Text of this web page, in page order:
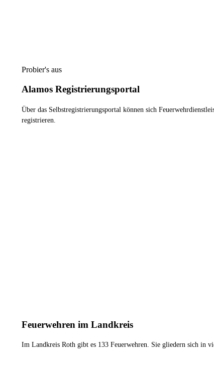
Probier's aus
Alamos Registrierungsportal
Über das Selbstregistrierungsportal können sich
registrieren.
Feuerwehren im Landkreis
Im Landkreis Roth gibt es 133 Feuerwehren. Sie gliedern sich in